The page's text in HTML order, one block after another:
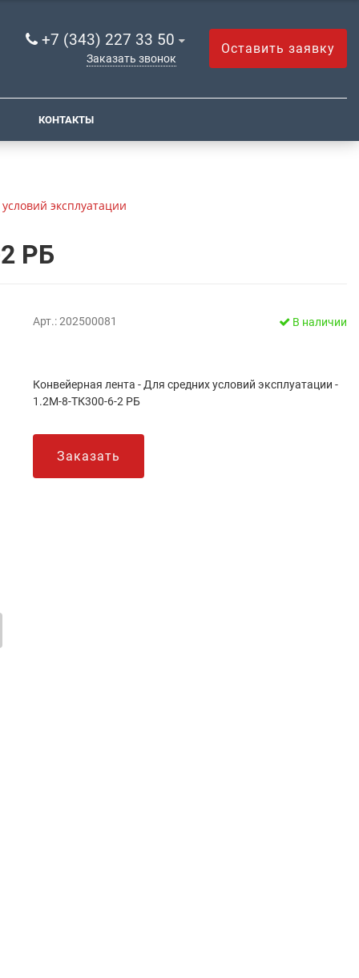
+7 (343) 227 33 50
Заказать звонок
Оставить заявку
КОНТАКТЫ
эксплуатации
РБ
Арт.: 202500081 В наличии
Конвейерная лента - Для средних условий эксплуатации -
1.2М-8-ТК300-6-2 РБ
Заказать